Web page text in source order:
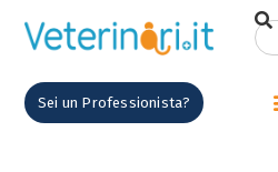
Sei un Professionista?